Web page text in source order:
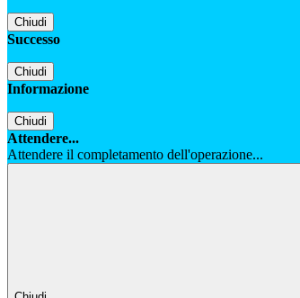
Chiudi
Successo
Chiudi
Informazione
Chiudi
Attendere...
Attendere il completamento dell'operazione...